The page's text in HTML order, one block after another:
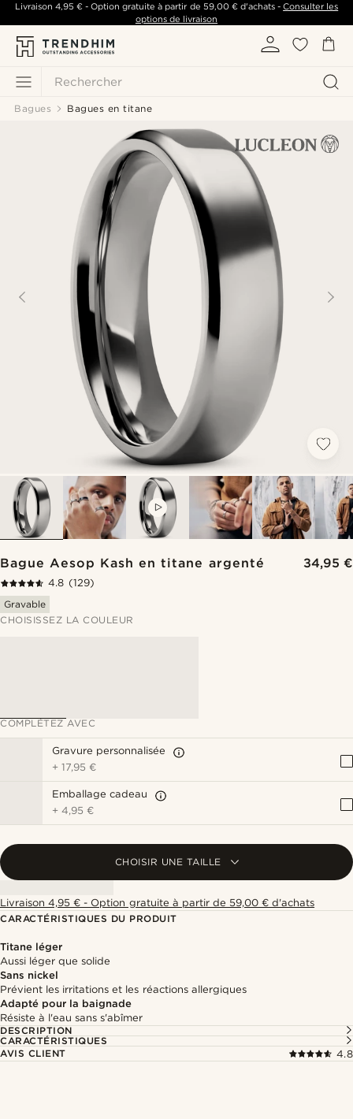
Rechercher
Livraison 4,95 €- Option gratuite à partir de 59,00 €d'achats -Consulter les
options de livraison
Bagues Bagues en titane
VIDEO
Bague Aesop Kash en titane argenté 34,95 €
4.8 (129)
Gravable
CHOISISSEZ LA COULEUR
COMPLÉTEZ AVEC
Gravure personnalisée
+17,95 €
Emballage cadeau
+4,95 €
CHOISIR UNE TAILLE
Livraison 4,95 € - Option gratuite à partir de 59,00 € d'achats
CARACTÉRISTIQUES DU PRODUIT
Titane léger
Aussi léger que solide
Sans nickel
Prévient les irritations et les réactions allergiques
Adapté pour la baignade
Résiste à l'eau sans s'abîmer
DESCRIPTION
CARACTÉRISTIQUES
AVIS CLIENT
4.8